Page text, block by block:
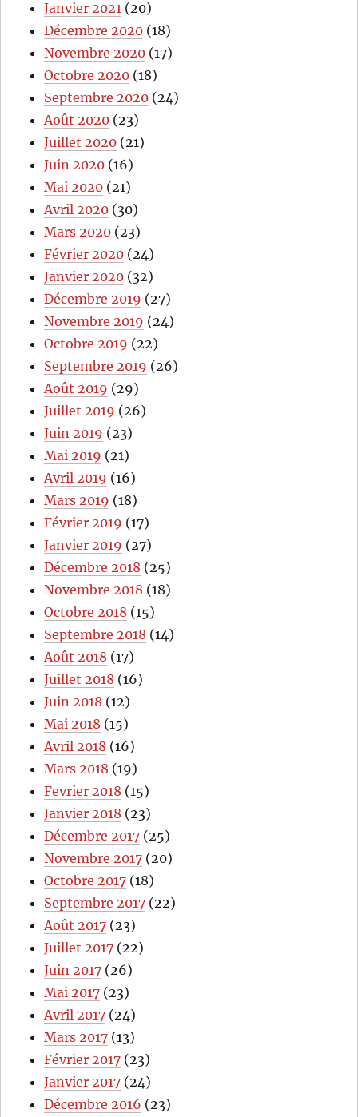
Janvier 2021 (20)
Décembre 2020 (18)
Novembre 2020 (17)
Octobre 2020 (18)
Septembre 2020 (24)
Août 2020 (23)
Juillet 2020 (21)
Juin 2020 (16)
Mai 2020 (21)
Avril 2020 (30)
Mars 2020 (23)
Février 2020 (24)
Janvier 2020 (32)
Décembre 2019 (27)
Novembre 2019 (24)
Octobre 2019 (22)
Septembre 2019 (26)
Août 2019 (29)
Juillet 2019 (26)
Juin 2019 (23)
Mai 2019 (21)
Avril 2019 (16)
Mars 2019 (18)
Février 2019 (17)
Janvier 2019 (27)
Décembre 2018 (25)
Novembre 2018 (18)
Octobre 2018 (15)
Septembre 2018 (14)
Août 2018 (17)
Juillet 2018 (16)
Juin 2018 (12)
Mai 2018 (15)
Avril 2018 (16)
Mars 2018 (19)
Fevrier 2018 (15)
Janvier 2018 (23)
Décembre 2017 (25)
Novembre 2017 (20)
Octobre 2017 (18)
Septembre 2017 (22)
Août 2017 (23)
Juillet 2017 (22)
Juin 2017 (26)
Mai 2017 (23)
Avril 2017 (24)
Mars 2017 (13)
Février 2017 (23)
Janvier 2017 (24)
Décembre 2016 (23)